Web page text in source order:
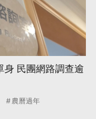
身 民團網路調查逾
農曆過年